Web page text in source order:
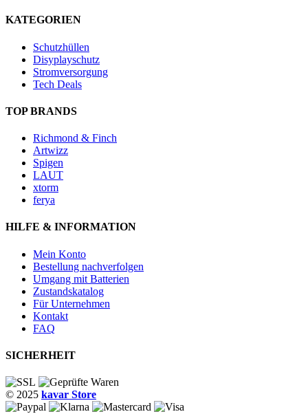
KATEGORIEN
Schutzhüllen
Disyplayschutz
Stromversorgung
Tech Deals
TOP BRANDS
Richmond & Finch
Artwizz
Spigen
LAUT
xtorm
ferya
HILFE & INFORMATION
Mein Konto
Bestellung nachverfolgen
Umgang mit Batterien
Zustandskatalog
Für Unternehmen
Kontakt
FAQ
SICHERHEIT
© 2025 kavar Store